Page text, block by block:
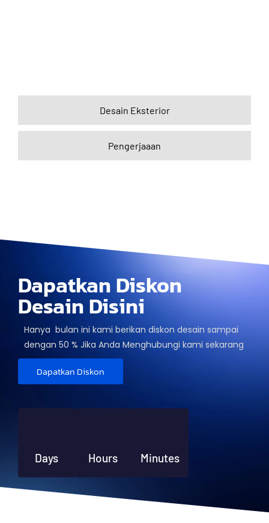
Desain Eksterior
Pengerjaaan
Dapatkan Diskon
Desain Disini
Hanya bulan ini kami berikan diskon desain sampai
dengan 50 % Jika Anda Menghubungi kami sekarang
Dapatkan Diskon
Days Hours Minutes